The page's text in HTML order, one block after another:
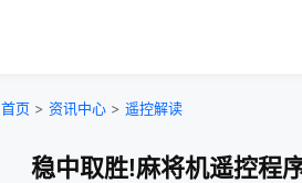
首页 > 资讯中心 > 遥控解读
稳中取胜!麻将机遥控程